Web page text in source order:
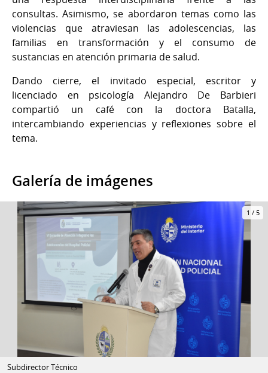
consultas. Asimismo, se abordaron temas como las
violencias que atraviesan las adolescencias, las
familias en transformación y el consumo de
sustancias en atención primaria de salud.
Dando cierre, el invitado especial, escritor y
licenciado en psicología Alejandro De Barbieri
compartió un café con la doctora Batalla,
intercambiando experiencias y reflexiones sobre el
tema.
Galería de imágenes
1 / 5
Subdirector Técnico